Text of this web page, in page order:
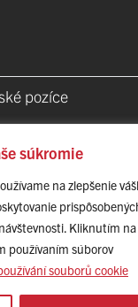
súkromie
Kliknutím na
používaním súborov
souborů cookie
Odmietnuť všetko
pozíce
činnosti
konania